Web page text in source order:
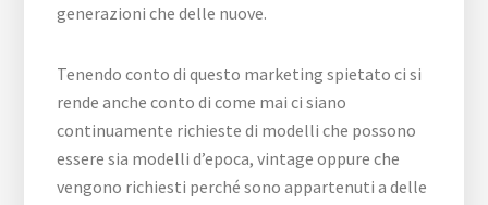
generazioni che delle nuove.
Tenendo conto di questo marketing spietato ci si
rende anche conto di come mai ci siano
continuamente richieste di modelli che possono
essere sia modelli d’epoca, vintage oppure che
vengono richiesti perché sono appartenuti a delle